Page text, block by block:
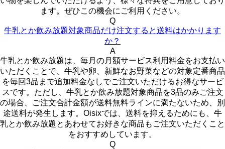
ます。ぜひこの機会にご利用ください。
Q
牛乳とか飲み放題対象商品だけ注文すると送料はかかります
か？
A
牛乳とか飲み放題は、毎月の月額サービス利用料金をお支払い
いただくことで、牛乳や卵、新鮮なお野菜などの対象定番商品
を毎回3品まで追加料金なしでご注文いただけるお得なサービ
スです。ただし、牛乳とか飲み放題対象商品を3品のみご注文
の場合、ご注文合計金額が送料無料ラインに満たないため、別
途送料が発生します。Oisixでは、送料を抑えるためにも、牛
乳とか飲み放題とあわせてお好きな商品もご注文いただくこと
をおすすめしています。
Q